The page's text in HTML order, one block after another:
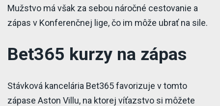
Mužstvo má však za sebou náročné cestovanie a
zápas v Konferenčnej lige, čo im môže ubrať na sile.
Bet365 kurzy na zápas
Stávková kancelária Bet365 favorizuje v tomto
zápase Aston Villu, na ktorej víťazstvo si môžete